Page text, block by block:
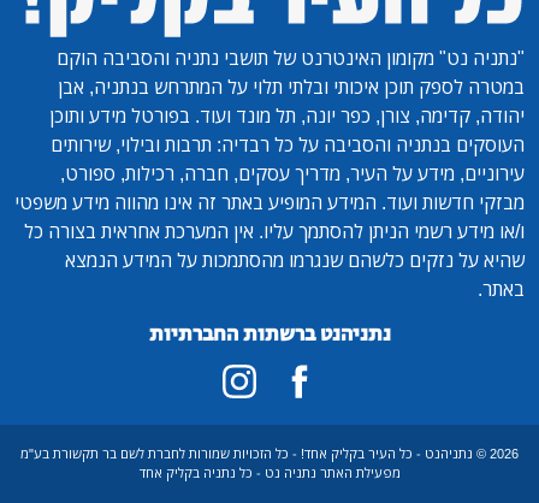
"נתניה נט" מקומון האינטרנט של תושבי נתניה והסביבה הוקם
במטרה לספק תוכן איכותי ובלתי תלוי על המתרחש בנתניה, אבן
יהודה, קדימה, צורן, כפר יונה, תל מונד ועוד. בפורטל מידע ותוכן
העוסקים בנתניה והסביבה על כל רבדיה: תרבות ובילוי, שירותים
עירוניים, מידע על העיר, מדריך עסקים, חברה, רכילות, ספורט,
מבזקי חדשות ועוד. המידע המופיע באתר זה אינו מהווה מידע משפטי
ו/או מידע רשמי הניתן להסתמך עליו. אין המערכת אחראית בצורה כל
שהיא על נזקים כלשהם שנגרמו מהסתמכות על המידע הנמצא
באתר.
נתניהנט ברשתות החברתיות
2026 © נתניהנט - כל העיר בקליק אחד! - כל הזכויות שמורות לחברת לשם בר תקשורת בע"מ
מפעילת האתר נתניה נט - כל נתניה בקליק אחד